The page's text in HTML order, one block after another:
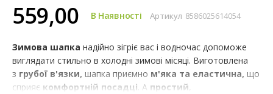
559,00 В Наявності Артикул 8586025614054
Зимова шапка надійно зігріє вас і водночас допоможе
виглядати стильно в холодні зимові місяці. Виготовлена
з грубої в'язки, шапка приємно м'яка та еластична, що
сприяє комфортній посадці . А простий